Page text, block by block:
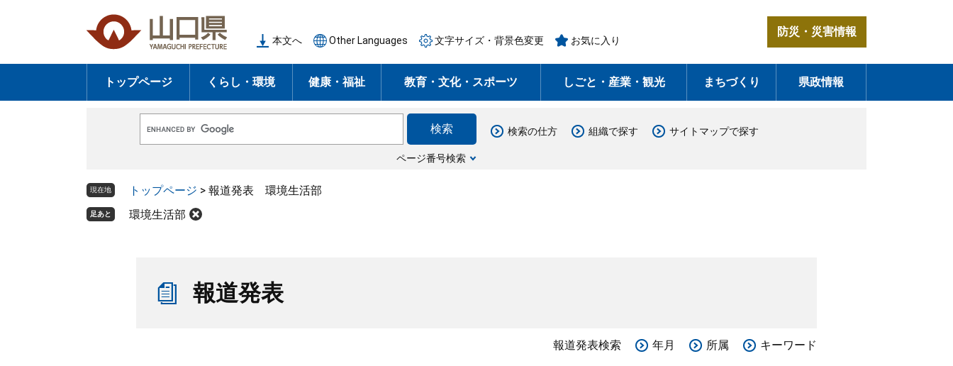
の
頭
ー
飛
本文へ Other Languages 文字サイズ・背景色変更 お気に入り
防災・災害情報
トップページ くらし・環境 健康・福祉 教育・文化・スポーツ しごと・産業・観光 まちづくり 県政情報
o
e
ス
ページ番号検索
検索の仕方 組織で探す サイトマップで探す
現在地 トップページ > 報道発表 環境生活部
足あと 環境生活部
報道発表
報道発表検索 年月 所属 キーワード